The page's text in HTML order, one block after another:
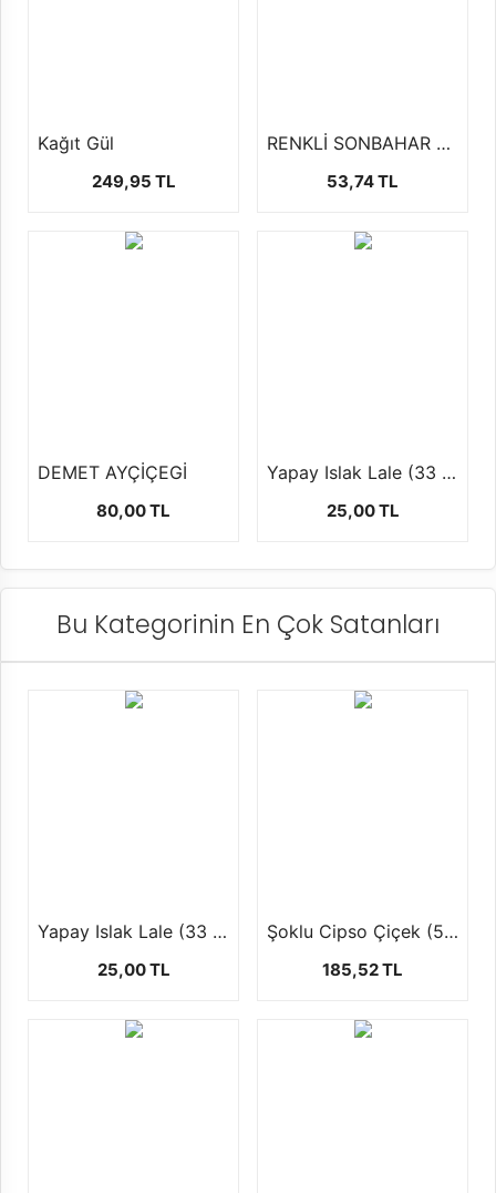
Kağıt Gül
249,95 TL
RENKLİ SONBAHAR DALI
53,74 TL
DEMET AYÇİÇEGİ
80,00 TL
Yapay Islak Lale (33 cm)
25,00 TL
Bu Kategorinin En Çok Satanları
Yapay Islak Lale (33 cm)
25,00 TL
Şoklu Cipso Çiçek (50Ggr / 50 cm )
185,52 TL